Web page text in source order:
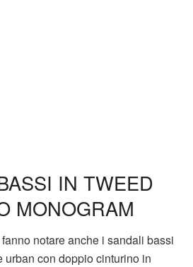
IN TWEED
MONOGRAM
notare anche i sandali bassi
urban con doppio cinturino in